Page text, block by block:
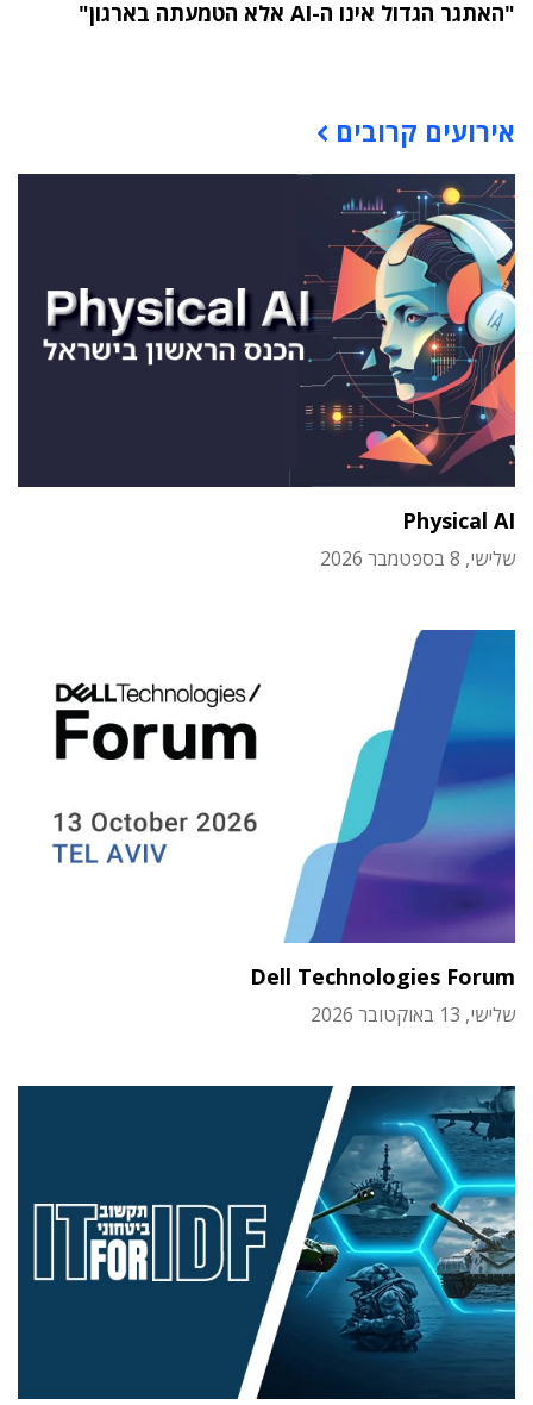
"האתגר הגדול אינו ה-AI אלא הטמעתה בארגון"
אירועים קרובים
Physical AI
שלישי, 8 בספטמבר 2026
Dell Technologies Forum
שלישי, 13 באוקטובר 2026